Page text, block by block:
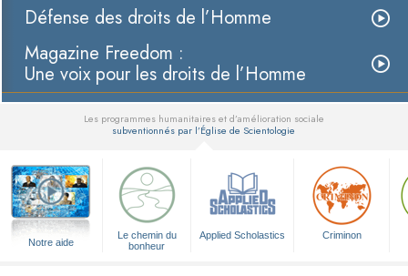
Défense des droits de l’Homme
Magazine Freedom :
Une voix pour les droits de l’Homme
Les programmes humanitaires et d’amélioration sociale
subventionnés par l’Église de Scientologie
Notre aide
Le chemin du
bonheur
Applied Scholastics Criminon